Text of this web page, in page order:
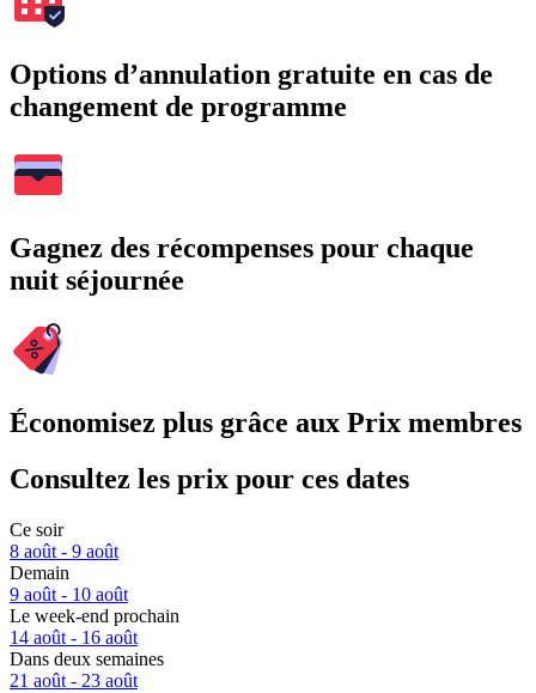
Options d’annulation gratuite en cas de
changement de programme
Gagnez des récompenses pour chaque
nuit séjournée
Économisez plus grâce aux Prix membres
Consultez les prix pour ces dates
Ce soir
8 août - 9 août
Demain
9 août - 10 août
Le week-end prochain
14 août - 16 août
Dans deux semaines
21 août - 23 août